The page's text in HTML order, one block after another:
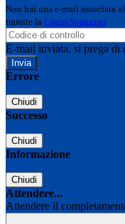
Non hai una e-mail associata
tramite la Login Spaggiari
E-mail inviata, si prega di
Errore
Chiudi
Successo
Chiudi
Informazione
Chiudi
Attendere...
Attendere il